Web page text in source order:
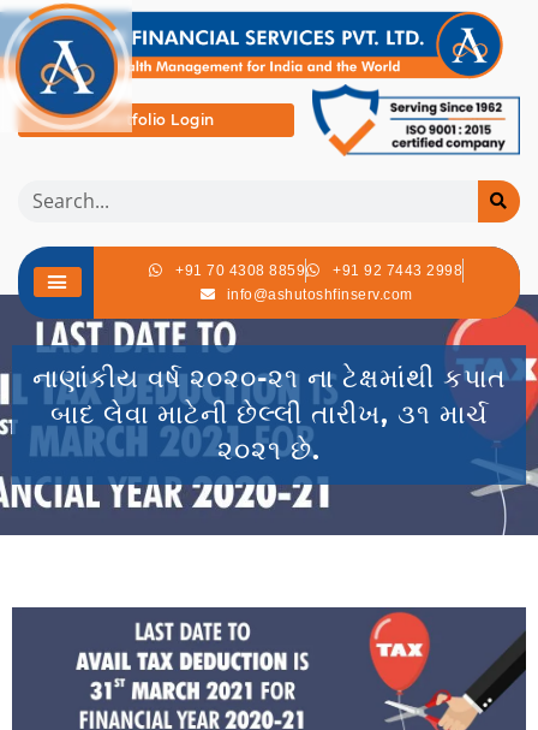
Portfolio Login
+91 70 4308 8859
+91 92 7443 2998
info@ashutoshfinserv.com
નાણાંકીય વર્ષ ૨૦૨૦-૨૧ ના ટેક્ષમાંથી કપાત
બાદ લેવા માટેની છેલ્લી તારીખ, ૩૧ માર્ચ
૨૦૨૧ છે.